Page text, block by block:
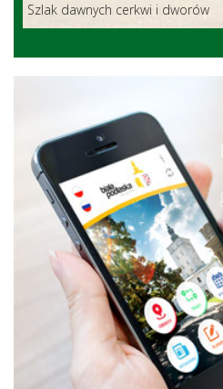
Szlak dawnych cerkwi i dworów